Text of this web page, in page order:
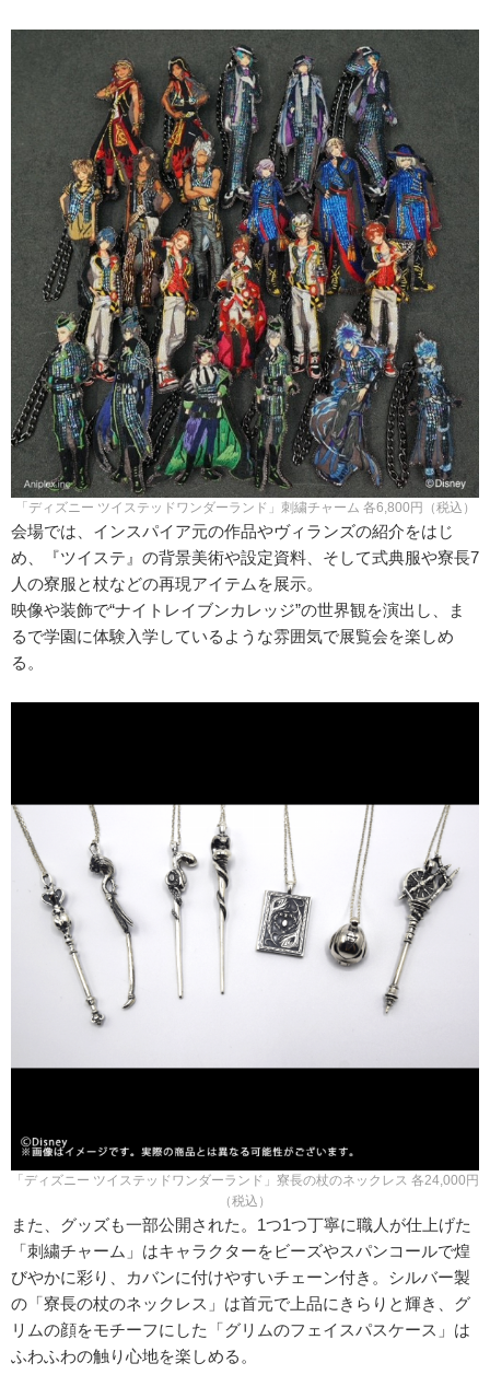
「ディズニー ツイステッドワンダーランド」刺繍チャーム 各6,800円（税込）
会場では、インスパイア元の作品やヴィランズの紹介をはじ
め、『ツイステ』の背景美術や設定資料、そして式典服や寮長7
人の寮服と杖などの再現アイテムを展示。
映像や装飾で“ナイトレイブンカレッジ”の世界観を演出し、ま
るで学園に体験入学しているような雰囲気で展覧会を楽しめ
る。
「ディズニー ツイステッドワンダーランド」寮長の杖のネックレス 各24,000円
（税込）
また、グッズも一部公開された。1つ1つ丁寧に職人が仕上げた
「刺繍チャーム」はキャラクターをビーズやスパンコールで煌
びやかに彩り、カバンに付けやすいチェーン付き。シルバー製
の「寮長の杖のネックレス」は首元で上品にきらりと輝き、グ
リムの顔をモチーフにした「グリムのフェイスパスケース」は
ふわふわの触り心地を楽しめる。